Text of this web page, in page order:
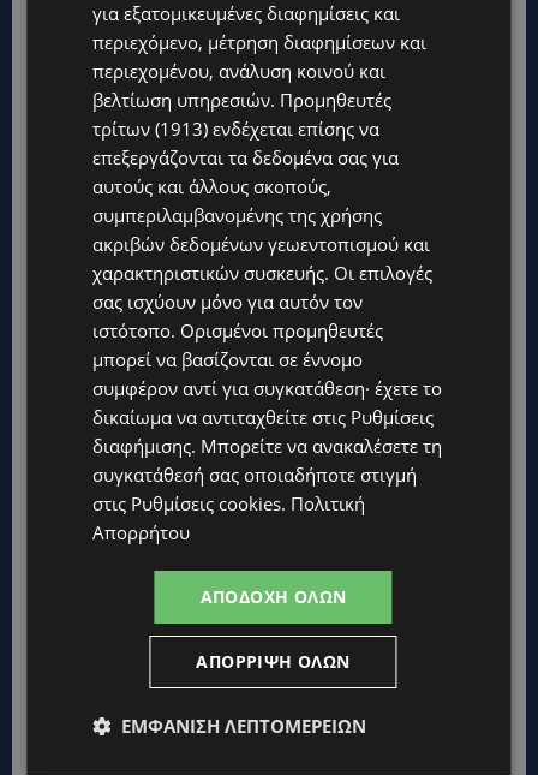
για εξατομικευμένες διαφημίσεις και
περιεχόμενο, μέτρηση διαφημίσεων και
περιεχομένου, ανάλυση κοινού και
βελτίωση υπηρεσιών. Προμηθευτές
τρίτων (1913) ενδέχεται επίσης να
επεξεργάζονται τα δεδομένα σας για
αυτούς και άλλους σκοπούς,
συμπεριλαμβανομένης της χρήσης
ακριβών δεδομένων γεωεντοπισμού και
χαρακτηριστικών συσκευής. Οι επιλογές
σας ισχύουν μόνο για αυτόν τον
ιστότοπο. Ορισμένοι προμηθευτές
μπορεί να βασίζονται σε έννομο
συμφέρον αντί για συγκατάθεση· έχετε το
δικαίωμα να αντιταχθείτε στις Ρυθμίσεις
διαφήμισης. Μπορείτε να ανακαλέσετε τη
συγκατάθεσή σας οποιαδήποτε στιγμή
στις Ρυθμίσεις cookies. Πολιτική
Απορρήτου
ΑΠΟΔΟΧΉ ΌΛΩΝ
ΑΠΌΡΡΙΨΗ ΌΛΩΝ
ΕΜΦΆΝΙΣΗ ΛΕΠΤΟΜΕΡΕΙΏΝ